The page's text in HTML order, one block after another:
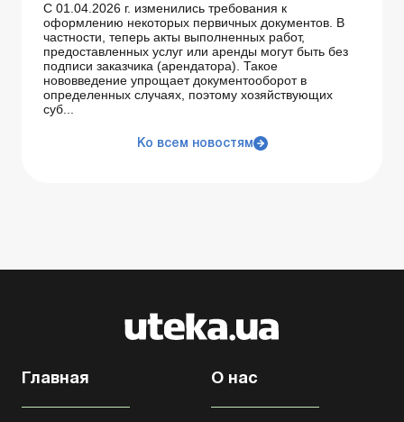
С 01.04.2026 г. изменились требования к
оформлению некоторых первичных документов. В
частности, теперь акты выполненных работ,
предоставленных услуг или аренды могут быть без
подписи заказчика (арендатора). Такое
нововведение упрощает документооборот в
определенных случаях, поэтому хозяйствующих
суб...
Ко всем новостям
Главная О нас